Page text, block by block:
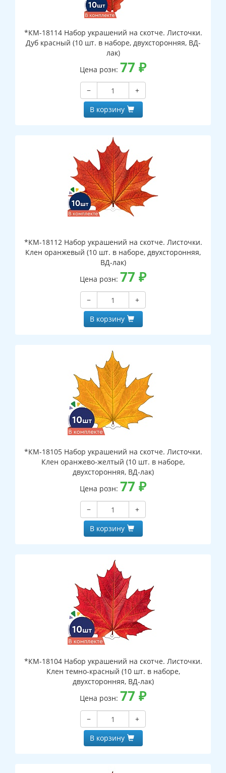
*КМ-18114 Набор украшений на скотче. Листочки.
Дуб красный (10 шт. в наборе, двухсторонняя, ВД-
лак)
Цена розн: 77 ₽
−
+
В корзину
*КМ-18112 Набор украшений на скотче. Листочки.
Клен оранжевый (10 шт. в наборе, двухсторонняя,
ВД-лак)
Цена розн: 77 ₽
−
+
В корзину
*КМ-18105 Набор украшений на скотче. Листочки.
Клен оранжево-желтый (10 шт. в наборе,
двухсторонняя, ВД-лак)
Цена розн: 77 ₽
−
+
В корзину
*КМ-18104 Набор украшений на скотче. Листочки.
Клен темно-красный (10 шт. в наборе,
двухсторонняя, ВД-лак)
Цена розн: 77 ₽
−
+
В корзину